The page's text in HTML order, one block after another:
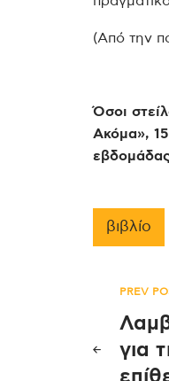
(Από την
Όσοι
Ακόμα»,
βιβλίο
PREV
για